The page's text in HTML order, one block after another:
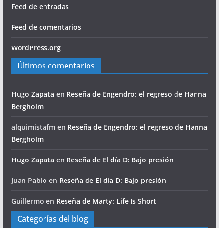
Feed de entradas
Feed de comentarios
WordPress.org
Últimos comentarios
Hugo Zapata en Reseña de Engendro: el regreso de Hanna
Bergholm
alquimistafmen Reseña de Engendro: el regreso de Hanna
Bergholm
Hugo Zapata en Reseña de El día D: Bajo presión
Juan Pablo en Reseña de El día D: Bajo presión
Guillermo en Reseña de Marty: Life Is Short
Categorías del blog